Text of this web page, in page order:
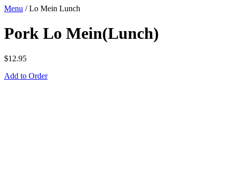
Menu /Lo Mein Lunch
Pork Lo Mein(Lunch)
$12.95
Add to Order